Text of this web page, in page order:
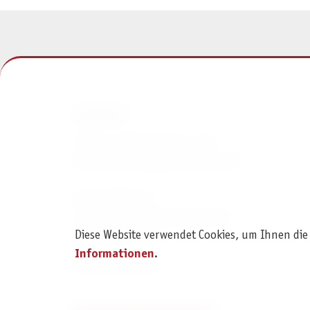
+49 6031 72170
Diese Website verwendet Cookies, um Ihnen
Informationen.